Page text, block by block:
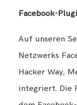
Facebook-
Auf unseren
Netzwerks
Hacker Way,
integriert. Die